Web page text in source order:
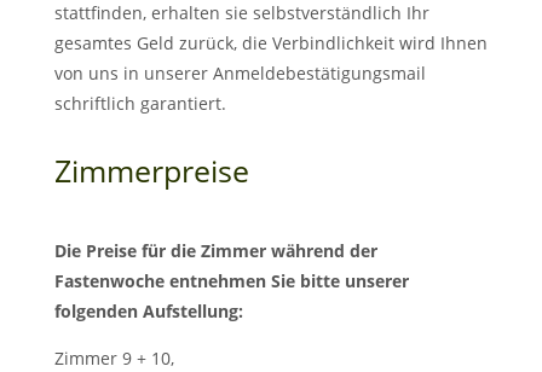
stattfinden, erhalten sie selbstverständlich Ihr
gesamtes Geld zurück, die Verbindlichkeit wird Ihnen
von uns in unserer Anmeldebestätigungsmail
schriftlich garantiert.
Zimmerpreise
Die Preise für die Zimmer während der
Fastenwoche entnehmen Sie bitte unserer
folgenden Aufstellung:
Zimmer 9 + 10,